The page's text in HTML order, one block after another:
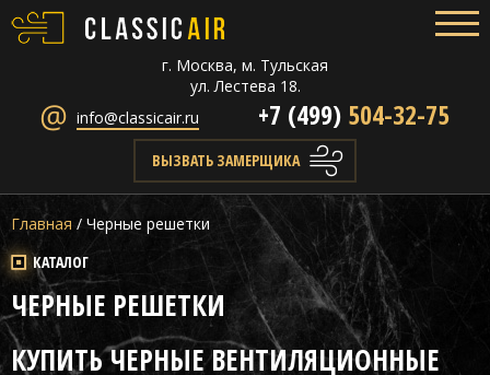
г. Москва, м. Тульская
ул. Лестева 18.
info@classicair.ru
+7 (499) 504-32-75
ВЫЗВАТЬ ЗАМЕРЩИКА
Главная / Черные решетки
КАТАЛОГ
ЧЕРНЫЕ РЕШЕТКИ
КУПИТЬ ЧЕРНЫЕ ВЕНТИЛЯЦИОННЫЕ